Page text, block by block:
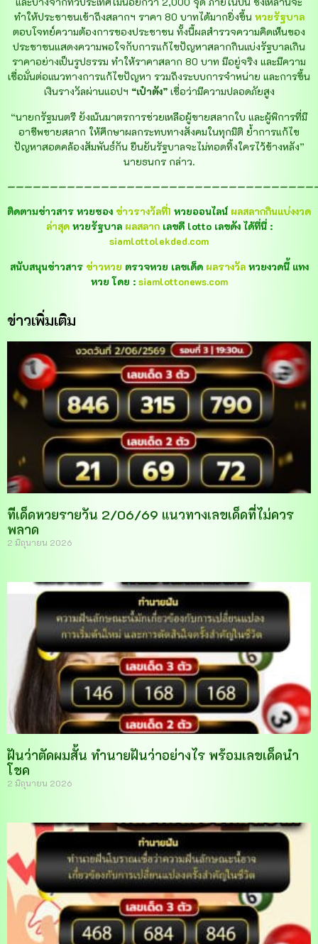
ทำให้ประชาชนเข้าถึงสลากฯ ราคา 80 บาทได้มากยิ่งขึ้น หวยรัฐบาล
ตอบโจทย์ความต้องการของประชาชน ทั้งนี้ผลสำรวจความคิดเห็นของ
ประชาชนแสดงความพอใจกับการแก้ไขปัญหาสลากกินแบ่งรัฐบาลเกิน
ราคาอย่างเป็นรูปธรรม ทำให้ราคาสลาก 80 บาท มีอยู่จริง และมีความ
เชื่อมั่นต่อแนวทางการแก้ไขปัญหา รวมถึงระบบการจำหน่าย และการขึ้น
เงินรางวัลผ่านแอปฯ “เป๋าตัง”เชื่อว่ามีความปลอดภัยสูง
“นายกรัฐมนตรี ยังเน้นมาตรการช่วยเหลือผู้ขายสลากใบ และผู้พิการที่มี
อาชีพขายสลาก ให้ศึกษาผลกระทบทางสังคมในทุกมิติ ย้ำการแก้ไข
ปัญหาสอดคล้องสัมพันธ์กัน ยืนยันรัฐบาลจะไม่ทอดทิ้งใครไว้ข้างหลัง”
นายธนกร กล่าว.
ติดตามข่าวสาร หวยซอง ข่าวรางวัลที่1 หวยออนไลน์ ผลสลากกินแบ่งงวด
ล่าสุดหวยรัฐบาล ผลสลากเลขดี lotto เลขดัง ได้ที่นี่ :
siamlottolekded.com
สนับสนุนข่าวสาร ข่าวหวย ตรวจหวย เลขเด็ด ผลรางวัลหวยงวดนี้ แทง
หวย โดย : siamlottonews.com
ข่าวเพิ่มเติม
ทีเด็ดหวยรายวัน 2/06/69 แนวทางเลขเด็ดที่ไม่ควร
พลาด
2 มิถุนายน 2026
ฝันว่าตัดผมสั้น ทำนายฝันว่าอย่างไร พร้อมเลขเด็ดนำ
โชค
2 มิถุนายน 2026